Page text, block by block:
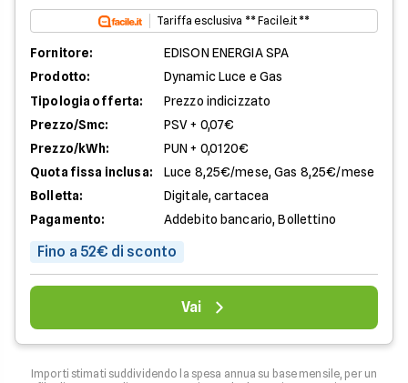
Tariffa esclusiva ** Facile.it **
Fornitore:
EDISON ENERGIA SPA
Prodotto:
Dynamic Luce e Gas
Tipologia offerta:
Prezzo indicizzato
Prezzo/Smc:
PSV + 0,07€
Prezzo/kWh:
PUN + 0,0120€
Quota fissa inclusa:
Luce 8,25€/mese, Gas 8,25€/mese
Bolletta:
Digitale, cartacea
Pagamento:
Addebito bancario, Bollettino
Fino a 52€ di sconto
Vai
Importi stimati suddividendo la spesa annua su base mensile, per un